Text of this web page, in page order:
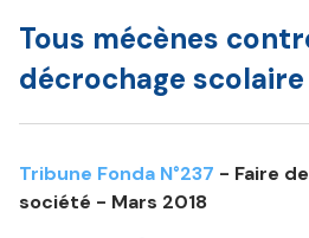
Tous mécènes
décrochage scolaire
Tribune Fonda N°237 - Faire
société - Mars 2018